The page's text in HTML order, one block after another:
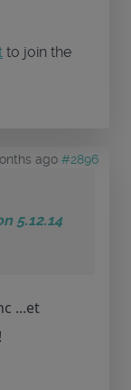
to join the
ago #2896
5.12.14
...et